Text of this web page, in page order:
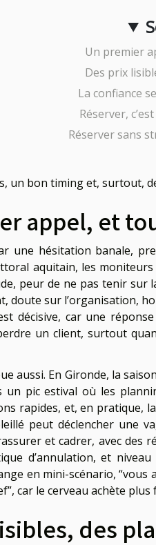
Un premier
Des prix
La confiance
Réserver,
Réserver sans
un bon timing et, surtout,
appel, et
une hésitation banale,
aquitain, les
peur de ne pas tenir sur
doute sur l’organisation,
décisive, car une
un client, surtout
aussi. En Gironde, la
pic estival où les
rapides, et, en pratique,
peut déclencher une
et cadrer, avec des
d’annulation, et
en mini-scénario,
car le cerveau achète
des